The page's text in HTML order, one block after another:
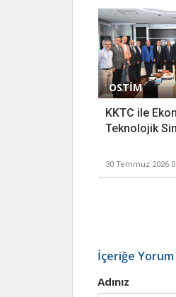
OSTİM
KKTC ile
Teknolojik
30 Temmuz 2026
İçeriğe
Adınız